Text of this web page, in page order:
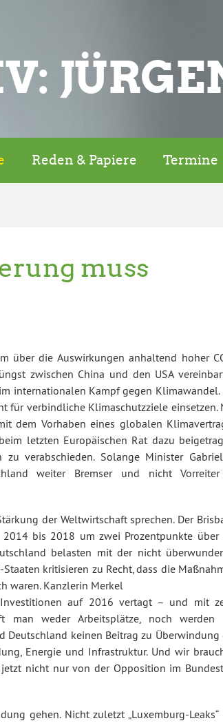
Reden & Papiere Termine
muss
über die Auswirkungen anhaltend hoher
zwischen China und den USA
internationalen Kampf gegen Klimawandel.
für verbindliche Klimaschutzziele einsetzen.
dem Vorhaben eines globalen
letzten Europäischen Rat dazu
verabschieden. Solange Minister
weiter Bremser und nicht
der Weltwirtschaft sprechen. Der
bis 2018 um zwei Prozentpunkte über
belasten mit der nicht
kritisieren zu Recht, dass die
waren. Kanzlerin Merkel
auf 2016 vertagt – und mit
man weder Arbeitsplätze, noch werden
Deutschland keinen Beitrag zu Überwindung
Energie und Infrastruktur. Und wir
nicht nur von der Opposition im
gehen. Nicht zuletzt „Luxemburg-Leaks“